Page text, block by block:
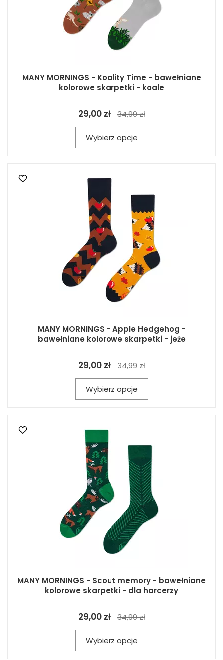
MANY MORNINGS - Koality Time - bawełniane
kolorowe skarpetki - koale
29,00 zł 34,99 zł
Wybierz opcje
MANY MORNINGS - Apple Hedgehog -
bawełniane kolorowe skarpetki - jeże
29,00 zł 34,99 zł
Wybierz opcje
MANY MORNINGS - Scout memory - bawełniane
kolorowe skarpetki - dla harcerzy
29,00 zł 34,99 zł
Wybierz opcje